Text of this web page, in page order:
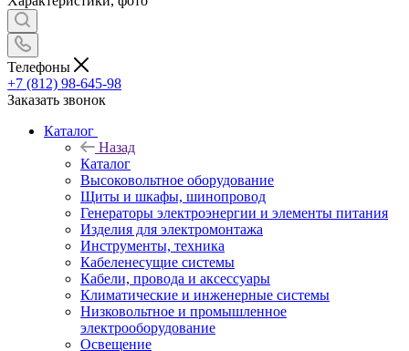
Телефоны
+7 (812) 98-645-98
Заказать звонок
Каталог
Назад
Каталог
Высоковольтное оборудование
Щиты и шкафы, шинопровод
Генераторы электроэнергии и элементы питания
Изделия для электромонтажа
Инструменты, техника
Кабеленесущие системы
Кабели, провода и аксессуары
Климатические и инженерные системы
Низковольтное и промышленное
электрооборудование
Освещение